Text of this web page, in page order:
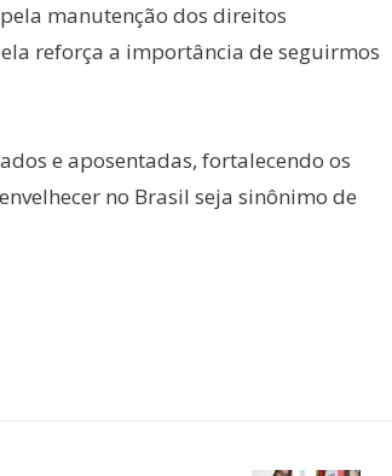
manutenção dos direitos
reforça a importância de seguirmos
e aposentadas, fortalecendo os
no Brasil seja sinônimo de